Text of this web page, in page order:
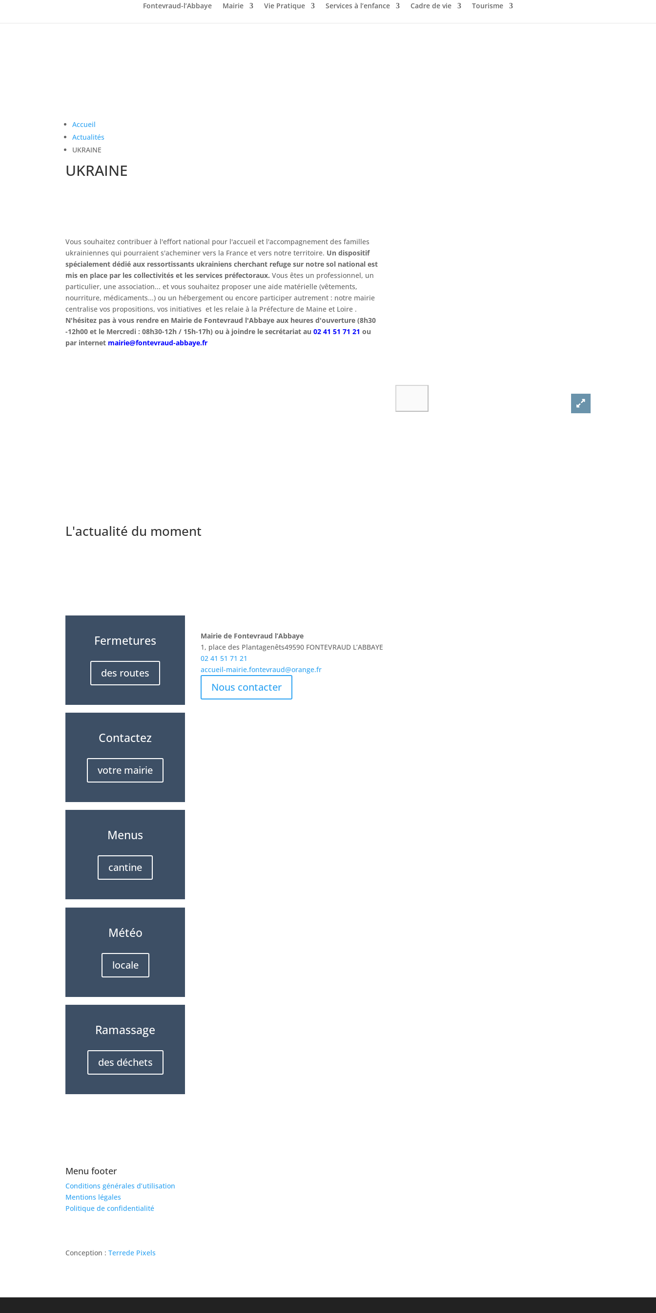
Fontevraud-l’Abbaye Mairie Vie Pratique Services à l’enfance Cadre de vie Tourisme
Accueil
Actualités
UKRAINE
UKRAINE
Vous souhaitez contribuer à l'effort national pour l'accueil et l'accompagnement des familles
ukrainiennes qui pourraient s'acheminer vers la France et vers notre territoire. Un dispositif
spécialement dédié aux ressortissants ukrainiens cherchant refuge sur notre sol national est
mis en place par les collectivités et les services préfectoraux. Vous êtes un professionnel, un
particulier, une association... et vous souhaitez proposer une aide matérielle (vêtements,
nourriture, médicaments...) ou un hébergement ou encore participer autrement : notre mairie
centralise vos propositions, vos initiatives et les relaie à la Préfecture de Maine et Loire .
N'hésitez pas à vous rendre en Mairie de Fontevraud l'Abbaye aux heures d'ouverture (8h30
-12h00 et le Mercredi : 08h30-12h / 15h-17h) ou à joindre le secrétariat au02 41 51 71 21 ou
par internet mairie@fontevraud-abbaye.fr
L'actualité du moment
Fermetures
des routes
Contactez
votre mairie
Menus
cantine
Météo
locale
Ramassage
des déchets
Mairie de Fontevraud l’Abbaye
1, place des Plantagenêts49590 FONTEVRAUD L’ABBAYE
02 41 51 71 21
accueil-mairie.fontevraud@orange.fr
Nous contacter
Menu footer
Conditions générales d’utilisation
Mentions légales
Politique de confidentialité
Conception :Terrede Pixels